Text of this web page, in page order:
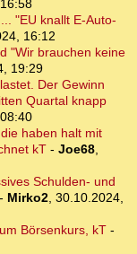
"EU knallt E-Auto-
16:12
"Wir brauchen keine
19:29
Der Gewinn
Quartal knapp
haben halt mit
kT - Joe68,
Schulden- und
- Mirko2, 30.10.2024,
Börsenkurs, kT-